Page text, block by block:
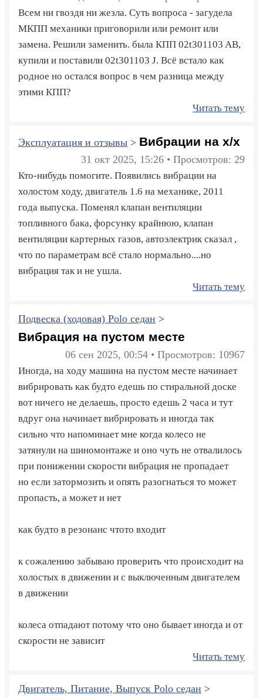
Всем ни гвоздя ни жезла. Суть вопроса - загудела
МКПП механики приговорили или ремонт или
замена. Решили заменить. была КПП 02t301103 AB,
купили и поставили 02t301103 J. Всё встало как
родное но остался вопрос в чем разница между
этими КПП?
Читать тему
Эксплуатация и отзывы > Вибрации на х/х
31 окт 2025, 15:26 • Просмотров: 29
Кто-нибудь помогите. Появились вибрации на
холостом ходу, двигатель 1.6 на механике, 2011
года выпуска. Поменял клапан вентиляции
топливного бака, форсунку крайнюю, клапан
вентиляции картерных газов, автоэлектрик сказал ,
что по параметрам всё стало нормально....но
вибрация так и не ушла.
Читать тему
Подвеска (ходовая) Polo седан >
Вибрация на пустом месте
06 сен 2025, 00:54 • Просмотров: 10967
Иногда, на ходу машина на пустом месте начинает
вибрировать как будто едешь по стиральной доске
вот ничего не делаешь, просто едешь 2 часа и тут
вдруг она начинает вибрировать и иногда так
сильно что напоминает мне когда колесо не
затянули на шиномонтаже и оно чуть не отвалилось
при понижении скорости вибрация не пропадает
но если затормозить и опять разогнаться то может
пропасть, а может и нет
как будто в резонанс чтото входит
к сожалению забываю проверить что происходит на
холостых в движении и с выключенным двигателем
в движении
колеса отпадают потому что оно бывает иногда и от
скорости не зависит
Читать тему
Двигатель, Питание, Выпуск Polo седан >